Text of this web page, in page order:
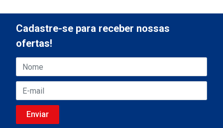
Cadastre-se para receber nossas
ofertas!